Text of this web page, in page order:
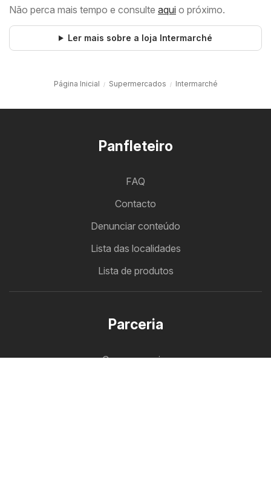
Não perca mais tempo e consulte aqui o próximo.
Ler mais sobre a loja Intermarché
Folheto Intermarché
Página Inicial Supermercados Intermarché
Panfleteiro
FAQ
Contacto
Denunciar conteúdo
Lista das localidades
Lista de produtos
Parceria
Como anunciar